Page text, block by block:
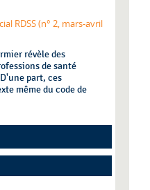
RDSS (n° 2, mars-avril
révèle des
de santé
part, ces
même du code de